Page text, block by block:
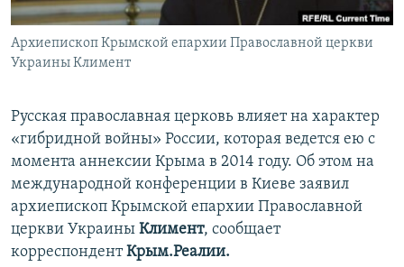
УКРАИНСКАЯ ПРОБЛЕМА КРЫМА
Все сайты RFE/RL
Архиепископ Крымской епархии Православной церкви
Украины Климент
Русская православная церковь влияет на характер
«гибридной войны» России, которая ведется ею с
момента аннексии Крыма в 2014 году. Об этом на
международной конференции в Киеве заявил
архиепископ Крымской епархии Православной
церкви Украины Климент, сообщает
корреспондентКрым.Реалии.